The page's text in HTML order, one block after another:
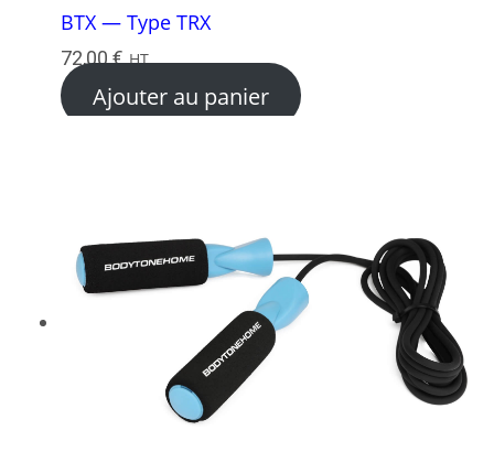
BTX — Type TRX
72,00€ HT
Ajouter au panier